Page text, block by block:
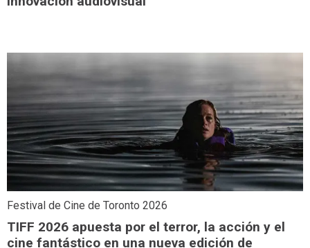
Festival de Cine de Toronto 2026
TIFF 2026 apuesta por el terror, la acción y el
cine fantástico en una nueva edición de